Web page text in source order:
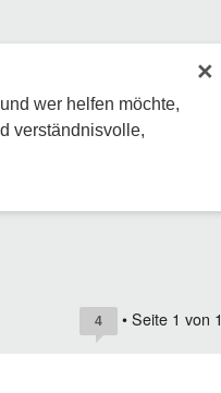
×
wer helfen möchte,
verständnisvolle,
4 • Seite 1 von 1